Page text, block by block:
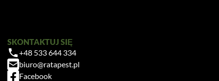
SKONTAKTUJ SIĘ
+48 533 644 334
biuro@ratapest.pl
Facebook